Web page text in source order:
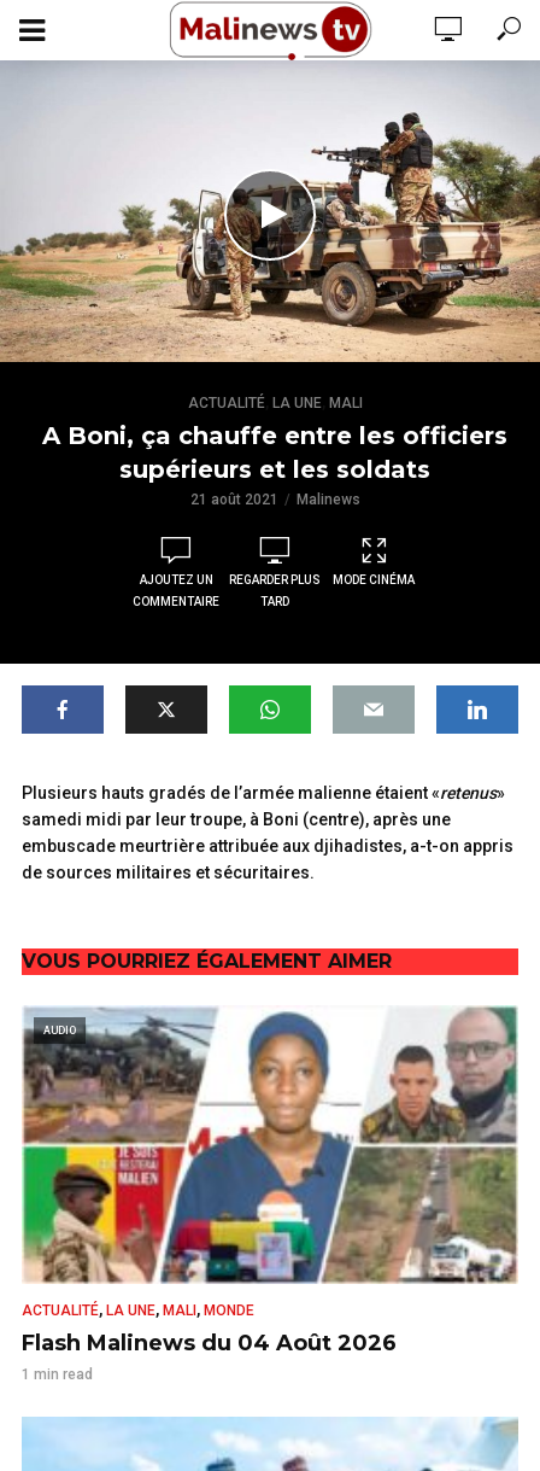
ACTUALITÉ, LA UNE, MALI
A Boni, ça chauffe entre les officiers
supérieurs et les soldats
21 août 2021 Malinews
AJOUTEZ UN
COMMENTAIRE
REGARDER PLUS
TARD
MODE CINÉMA
Plusieurs hauts gradés de l’armée malienne étaient «retenus»
samedi midi par leur troupe, à Boni (centre), après une
embuscade meurtrière attribuée aux djihadistes, a-t-on appris
de sources militaires et sécuritaires.
VOUS POURRIEZ ÉGALEMENT AIMER
AUDIO
ACTUALITÉ, LA UNE, MALI , MONDE
Flash Malinews du 04 Août 2026
1 min read